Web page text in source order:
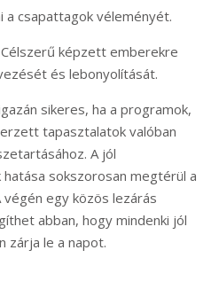
csapattagok véleményét.
képzett emberekre
és lebonyolítását.
sikeres, ha a programok,
tapasztalatok valóban
A jól
sokszorosan megtérül a
végén egy közös lezárás
abban, hogy mindenki jól
zárja le a napot.